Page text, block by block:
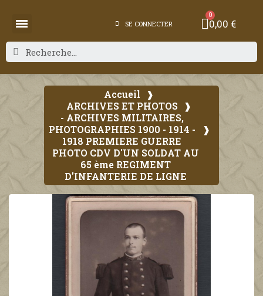
SE CONNECTER 0,00 €
Accueil
ARCHIVES ET PHOTOS
- ARCHIVES MILITAIRES,
PHOTOGRAPHIES 1900 - 1914 -
1918 PREMIERE GUERRE
PHOTO CDV D'UN SOLDAT AU
65 ème REGIMENT
D'INFANTERIE DE LIGNE